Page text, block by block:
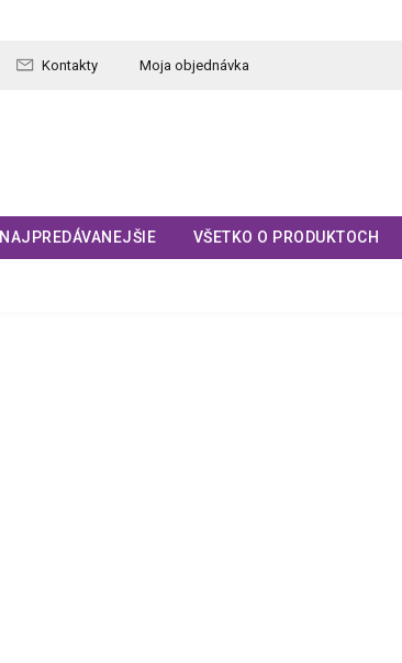
Kontakty Moja objednávka
NAJPREDÁVANEJŠIE VŠETKO O PRODUKTOCH